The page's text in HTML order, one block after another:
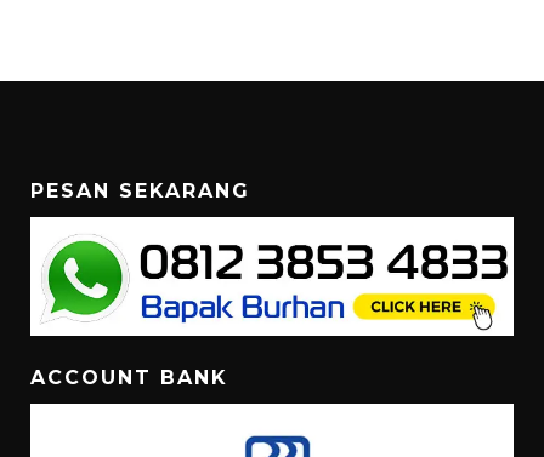
PESAN SEKARANG
ACCOUNT BANK